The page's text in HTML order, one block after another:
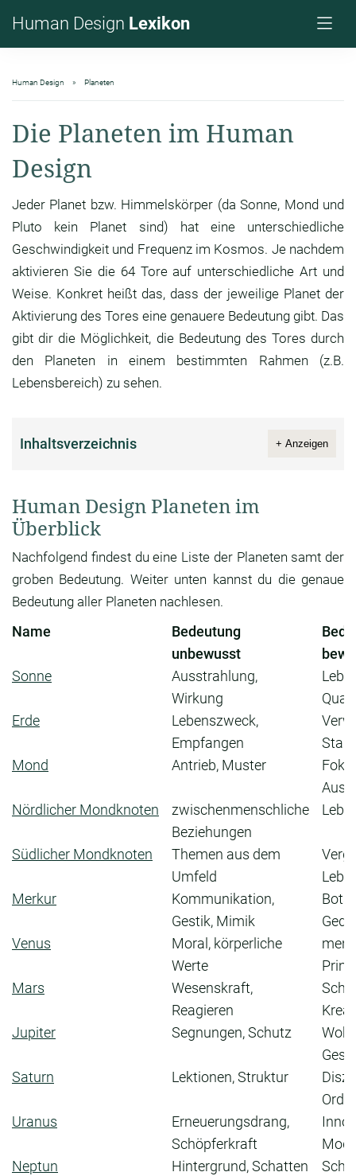
Human Design Lexikon
Human Design Planeten
Die Planeten im Human
Design
Jeder Planet bzw. Himmelskörper (da Sonne, Mond und
Pluto kein Planet sind) hat eine unterschiedliche
Geschwindigkeit und Frequenz im Kosmos. Je nachdem
aktivieren Sie die 64 Tore auf unterschiedliche Art und
Weise. Konkret heißt das, dass der jeweilige Planet der
Aktivierung des Tores eine genauere Bedeutung gibt. Das
gibt dir die Möglichkeit, die Bedeutung des Tores durch
den Planeten in einem bestimmten Rahmen (z.B.
Lebensbereich) zu sehen.
Inhaltsverzeichnis + Anzeigen
Human Design Planeten im
Überblick
Nachfolgend findest du eine Liste der Planeten samt der
groben Bedeutung. Weiter unten kannst du die genaue
Bedeutung aller Planeten nachlesen.
Name
Bedeutung
unbewusst
Sonne
Ausstrahlung,
Wirkung
Erde
Lebenszweck,
Empfangen
Mond
Antrieb, Muster
Nördlicher Mondknoten
zwischenmenschliche
Beziehungen
Südlicher Mondknoten
Themen aus dem
Umfeld
Merkur
Kommunikation,
Gestik, Mimik
Venus
Moral, körperliche
Werte
Mars
Wesenskraft,
Reagieren
Jupiter
Segnungen, Schutz
Saturn
Lektionen, Struktur
Uranus
Erneuerungsdrang,
Schöpferkraft
Neptun
Hintergrund, Schatten